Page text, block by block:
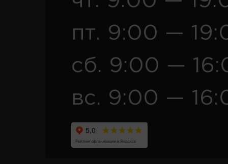
пт. 9:00 —
сб. 9:00 —
вс. 9:00 —